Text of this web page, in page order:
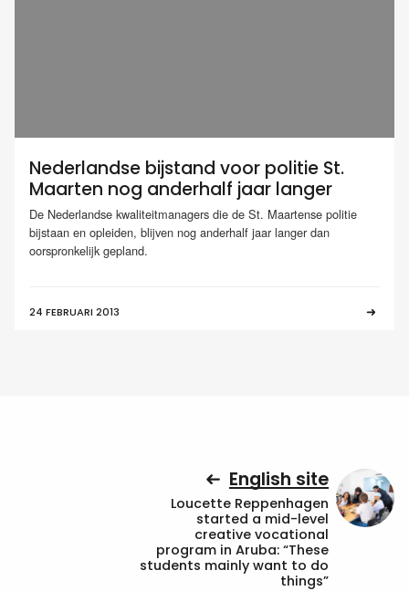
Nederlandse bijstand voor politie St.
Maarten nog anderhalf jaar langer
De Nederlandse kwaliteitmanagers die de St. Maartense politie
bijstaan en opleiden, blijven nog anderhalf jaar langer dan
oorspronkelijk gepland.
24 FEBRUARI 2013
English site
Loucette Reppenhagen
started a mid-level
creative vocational
program in Aruba: “These
students mainly want to do
things”